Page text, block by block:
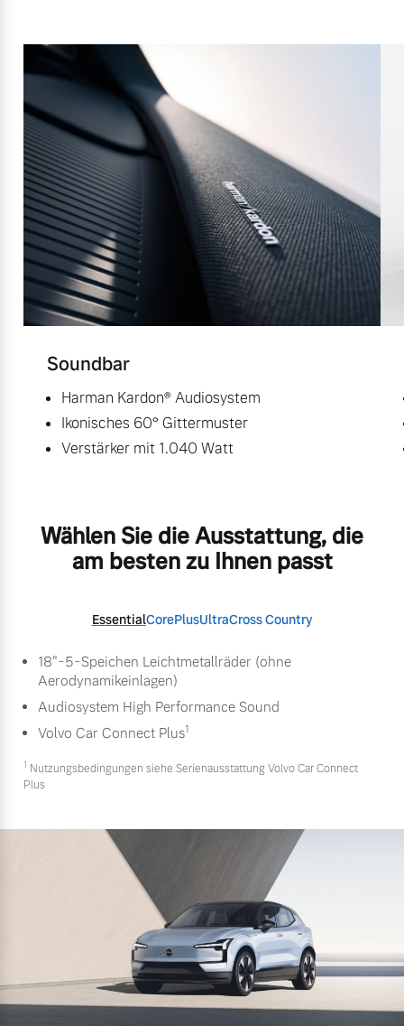
Soundbar
Harman Kardon® Audiosystem
Ikonisches 60° Gittermuster
Verstärker mit 1.040 Watt
Wählen Sie die Ausstattung, die
am besten zu Ihnen passt
EssentialCorePlusUltraCross Country
18"-5-Speichen Leichtmetallräder (ohne
Aerodynamikeinlagen)
Audiosystem High Performance Sound
Volvo Car Connect Plus1
1 Nutzungsbedingungen siehe Serienausstattung Volvo Car Connect
Plus